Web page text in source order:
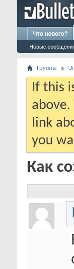
Что нового?
Новые
Группы
If this
above.
link
you
Как